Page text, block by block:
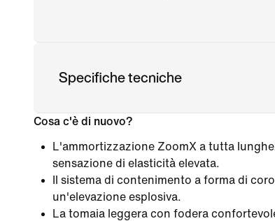
Specifiche tecniche
Cosa c'è di nuovo?
L'ammortizzazione ZoomX a tutta
sensazione di elasticità elevata.
Il sistema di contenimento a forma di
un'elevazione esplosiva.
La tomaia leggera con fodera